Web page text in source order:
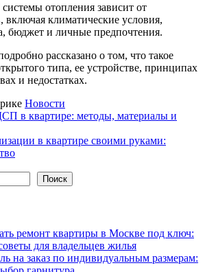
отопления зависит от
включая климатические условия,
бюджет и личные предпочтения.
рассказано о том, что такое
типа, ее устройстве, принципах
и недостатках.
Новости
в квартире: методы, материалы и
в квартире своими руками:
Поиск
ремонт квартиры в Москве под ключ:
для владельцев жилья
на заказ по индивидуальным размерам: